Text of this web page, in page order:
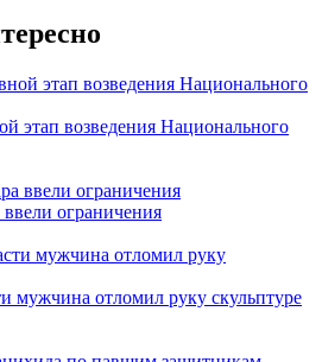
этап возведения Национального
ограничения
мужчина отломил руку скульптуре